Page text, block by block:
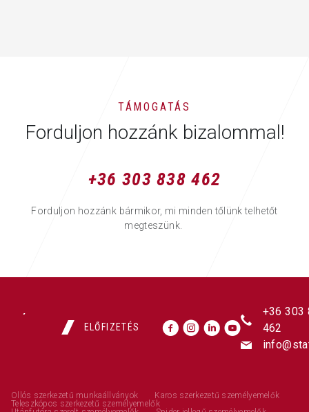
TÁMOGATÁS
Forduljon hozzánk bizalommal!
+36 303 838 462
Forduljon hozzánk bármikor, mi minden tőlünk telhetőt
megteszünk.
ELŐFIZETÉS
+36 303
462
Ollós szerkezetű munkaállványok
Karos szerkezetű személyemelők
Teleszkópos szerkezetű személyemelők